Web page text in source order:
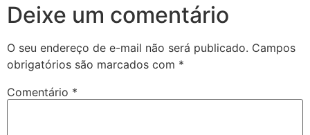
Deixe um comentário
O seu endereço de e-mail não será publicado. Campos
obrigatórios são marcados com *
Comentário *